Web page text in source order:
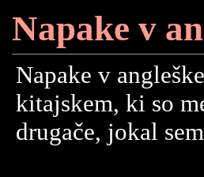
Napake v
Napake v
kitajskem, ki so
drugače, jokal